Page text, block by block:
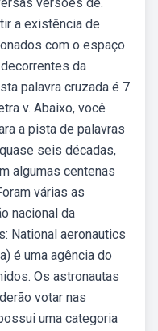
a existência de
com o espaço
da
palavra cruzada é 7
v. Abaixo, você
a pista de palavras
seis décadas,
algumas centenas
várias as
nacional da
National aeronautics
é uma agência do
Os astronautas
votar nas
uma categoria